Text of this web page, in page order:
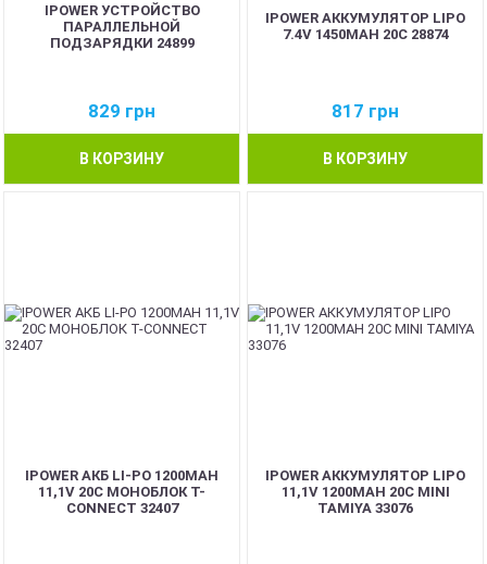
IPOWER УСТРОЙСТВО
ПАРАЛЛЕЛЬНОЙ
ПОДЗАРЯДКИ 24899
829 грн
В КОРЗИНУ
IPOWER АККУМУЛЯТОР LIPO
7.4V 1450MAH 20C 28874
817 грн
В КОРЗИНУ
IPOWER АКБ LI-PO 1200MAH
11,1V 20C МОНОБЛОК T-
CONNECT 32407
IPOWER АККУМУЛЯТОР LIPO
11,1V 1200MAH 20C MINI
TAMIYA 33076